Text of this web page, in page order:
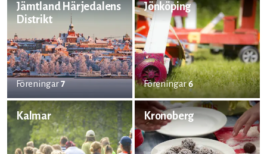
Jämtland Härjedalens
Distrikt
Föreningar7
Jönköping
Föreningar6
Kalmar Kronoberg